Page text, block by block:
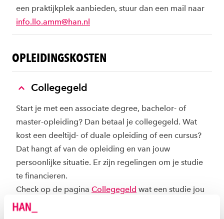
een praktijkplek aanbieden, stuur dan een mail naar
info.llo.amm@han.nl
OPLEIDINGSKOSTEN
Collegegeld
Start je met een associate degree, bachelor- of
master-opleiding? Dan betaal je collegegeld. Wat
kost een deeltijd- of duale opleiding of een cursus?
Dat hangt af van de opleiding en van jouw
persoonlijke situatie. Er zijn regelingen om je studie
te financieren.
Check op de pagina Collegegeld wat een studie jou
exact gaat kosten.